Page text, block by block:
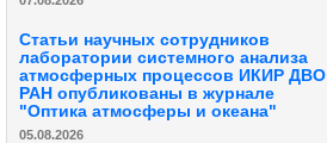
Статьи научных сотрудников
лаборатории системного анализа
атмосферных процессов ИКИР ДВО
РАН опубликованы в журнале
"Оптика атмосферы и океана"
05.08.2026